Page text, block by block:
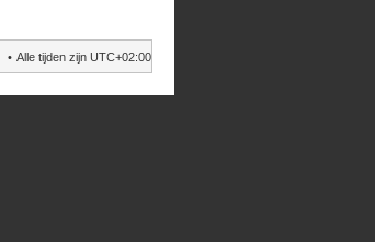
Alle tijden zijn UTC+02:00